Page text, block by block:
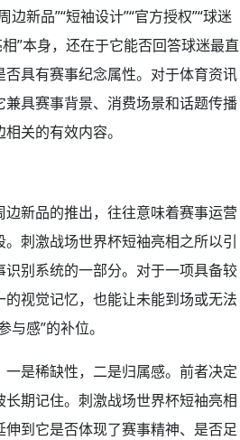
新品”“短袖设计”“官方授权”“球迷
”本身，还在于它能否回答球迷最直
具有赛事纪念属性。对于体育资讯
具赛事背景、消费场景和话题传播
关的有效内容。
新品的推出，往往意味着赛事运营
刺激战场世界杯短袖亮相之所以引
别系统的一部分。对于一项具备较
视觉记忆，也能让未能到场或无法
感”的补位。
是稀缺性，二是归属感。前者决定
期记住。刺激战场世界杯短袖亮相
到它是否体现了赛事精神、是否足